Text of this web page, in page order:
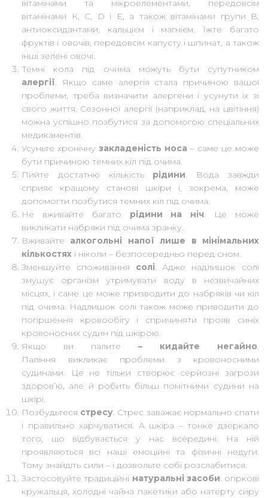
вітамінами та мікроелементами, передовсім
вітамінами К, С, D і Е, а також вітамінами групи В,
антиоксидантами, кальцієм і магнієм. Їжте багато
фруктів і овочів, передовсім капусту і шпинат, а також
інші зелені овочі.
Темні кола під очима можуть бути супутником
алергії. Якщо саме алергія стала причиною вашої
проблеми, треба визначити алергени і усунути їх зі
свого життя. Сезонної алергії (наприклад, на цвітіння)
можна успішно позбутися за допомогою спеціальних
медикаментів.
Усуньте хронічну закладеність носа – саме це може
бути причиною темних кіл під очима.
Пийте достатню кількість рідини. Вода завжди
сприяє кращому станові шкіри і, зокрема, може
допомогти позбутися темних кіл під очима.
Не вживайте багато рідини на ніч. Це може
викликати набряки під очима зранку.
Вживайте алкогольні напої лише в мінімальних
кількостях і ніколи – безпосередньо перед сном.
Зменшуйте споживання солі. Адже надлишок солі
змушує організм утримувати воду в незвичайних
місцях, і саме це може призводити до набряків чи кіл
під очима. Надлишок солі також може приводити до
погіршення кровообігу і спричиняти прояв синіх
кровоносних судин під шкірою.
Якщо ви палите – кидайте негайно.
Паління викликає проблеми з кровоносними
судинами. Це не тільки створює серйозні загрози
здоров’ю, але й робить більш помітними судини на
шкірі.
Позбудьтеся стресу. Стрес заважає нормально спати
і правильно харчуватися. А шкіра – тонке дзеркало
того, що відбувається у нас всередині. На ній
проявляються всі наші емоційні та фізичні недуги.
Тому знайдіть сили – і дозвольте собі розслабитися.
Застосовуйте традиційні натуральні засоби: огіркові
кружальця, холодні чайна пакетики або натерту сиру